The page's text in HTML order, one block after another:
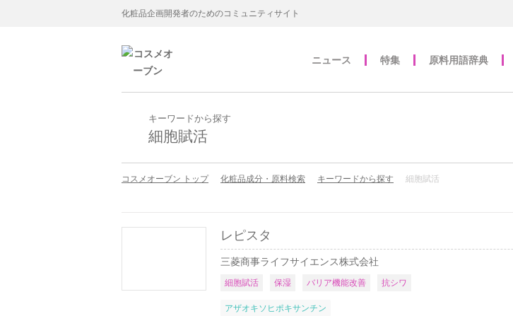
化粧品企画開発者のためのコミュニティサイト
ニュース 特集 原料用語辞典
キーワードから探す
細胞賦活
コスメオーブン トップ 化粧品成分・原料検索 キーワードから探す 細胞賦活
レピスタ
三菱商事ライフサイエンス株式会社
細胞賦活 保湿 バリア機能改善 抗シワ
アザオキソヒポキサンチン